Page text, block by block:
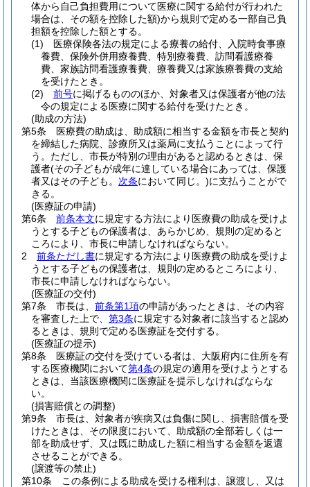
体から自己負担費用について医療に関する給付が行われた
場合は、その額を控除した額)から規則で定める一部自己負
担額を控除した額とする。
(1)
医療保険各法の規定による療養の給付、入院時食事療
養費、保険外併用療養費、特別療養費、訪問看護療養
費、家族訪問看護療養費、療養費又は家族療養費の支給
を受けたとき。
(2)
前号に掲げるもののほか、対象者又は保護者が他の法
令の規定による医療に関する給付を受けたとき。
(助成の方法)
第5条
医療費の助成は、助成額に相当する金額を市長と契約
を締結した病院、診療所又は薬局に支払うことによって行
う。 ただし、市長が特別の理由があると認めるときは、保
護者(その子どもが成年に達している場合にあっては、保護
者又はその子ども。 次条において同じ。)に支払うことがで
きる。
(医療証の申請)
第6条
前条本文に規定する方法により医療費の助成を受けよ
うとする子どもの保護者は、あらかじめ、規則の定めると
ころにより、市長に申請しなければならない。
2
前条ただし書に規定する方法により医療費の助成を受けよ
うとする子どもの保護者は、規則の定めるところにより、
市長に申請しなければならない。
(医療証の交付)
第7条
市長は、 前条第1項の申請があったときは、その内容
を審査した上で、 第3条に規定する対象者に該当すると認め
るときは、規則で定める医療証を交付する。
(医療証の提示)
第8条
医療証の交付を受けている者は、大阪府内に住所を有
する医療機関において第4条の規定の適用を受けようとする
ときは、当該医療機関に医療証を提示しなければならな
い。
(損害賠償との調整)
第9条
市長は、対象者が疾病又は負傷に関し、損害賠償を受
けたときは、その限度において、助成額の全部若しくは一
部を助成せず、又は既に助成した額に相当する金額を返還
させることができる。
(譲渡等の禁止)
第10条
この条例による助成を受ける権利は、譲渡し、又は